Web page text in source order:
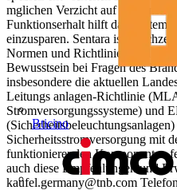
Bticino
mglichen Verzicht auf E30-
Funktionserhalt hilft das System
einzusparen. Sentara ist
Normen und Richtlinien und eine
Bewusstsein bei Fragen des
insbesondere die aktuellen
Leitungs anlagen-Richtlinie
Stromversorgungssysteme) und
Sicherheitsstromversorgung mit
funktionierenden Komponenten
auch diese Empfehlungen und
kaufel.germany@tnb.com